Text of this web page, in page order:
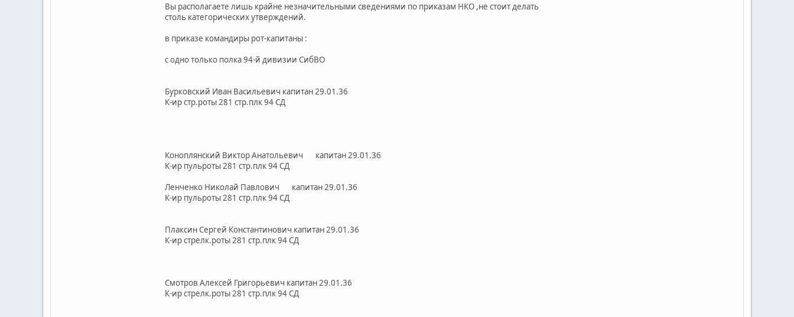
Вы располагаете лишь крайне незначительными сведениями по приказам НКО ,не стоит делать
столь категорических утверждений.
в приказе командиры рот-капитаны :
с одно только полка 94-й дивизии СибВО
Бурковский Иван Васильевич капитан 29.01.36
К-ир стр.роты 281 стр.плк 94 СД
Коноплянский Виктор Анатольевич капитан 29.01.36
К-ир пульроты 281 стр.плк 94 СД
Ленченко Николай Павлович капитан 29.01.36
К-ир пульроты 281 стр.плк 94 СД
Плаксин Сергей Константинович капитан 29.01.36
К-ир стрелк.роты 281 стр.плк 94 СД
Смотров Алексей Григорьевич капитан 29.01.36
К-ир стрелк.роты 281 стр.плк 94 СД